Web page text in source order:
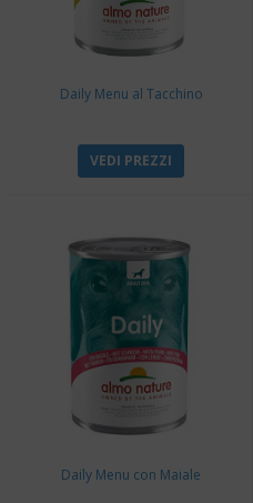
Daily Menu al Tacchino
VEDI PREZZI
Daily Menu con Maiale